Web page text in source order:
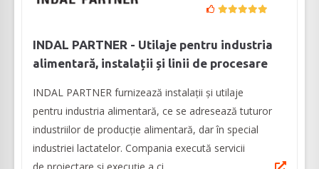
INDAL PARTNER - Utilaje pentru industria
alimentară, instalații și linii de procesare
INDAL PARTNER furnizează instalații și utilaje
pentru industria alimentară, ce se adresează tuturor
industriilor de producție alimentară, dar în special
industriei lactatelor. Compania execută servicii